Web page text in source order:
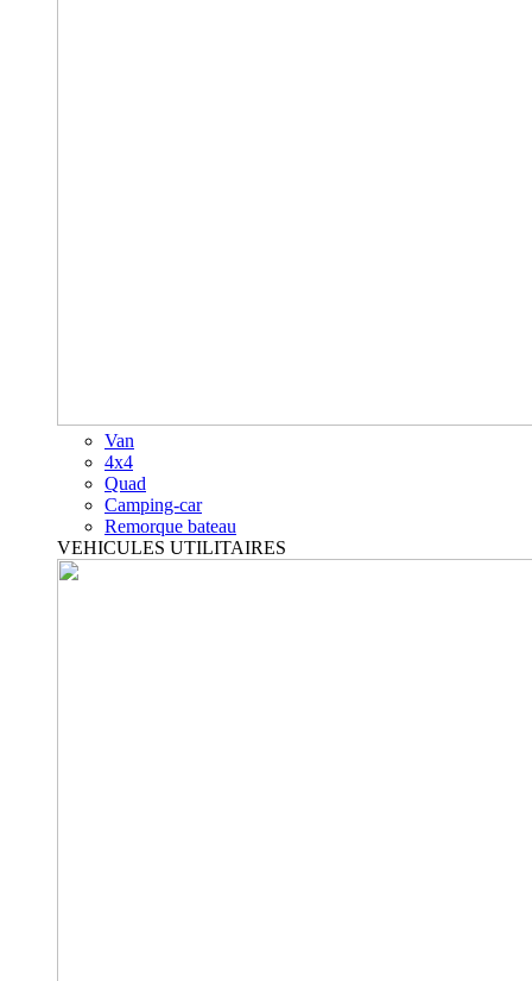
Van
4x4
Quad
Camping-car
Remorque bateau
VEHICULES UTILITAIRES